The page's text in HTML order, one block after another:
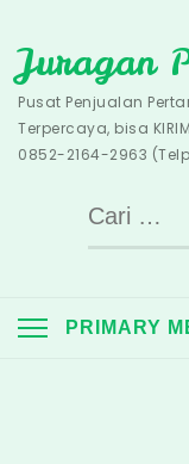
to
content
Juragan
Pusat Penjualan
Terpercaya, bisa
0852-2164-2963
Cari
untuk:
PRIMARY